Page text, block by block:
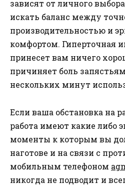
зависят от личного
искать баланс между
производительностью и
комфортом. Гиперточная
принесет вам ничего
причиняет боль
нескольких минут
Если ваша обстановка на
работа имеют какие либо
моменты к которым вы
наготове и на связи с
мобильным телефоном
никогда не подводит и